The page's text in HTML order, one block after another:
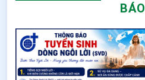
BÁO